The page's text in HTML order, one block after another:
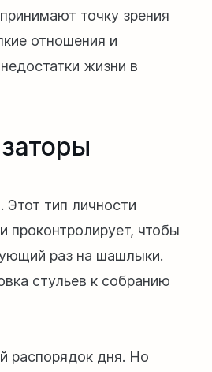
точку зрения
отношения и
жизни в
Этот тип личности
проконтролирует, чтобы
раз на шашлыки.
стульев к собранию
распорядок дня. Но